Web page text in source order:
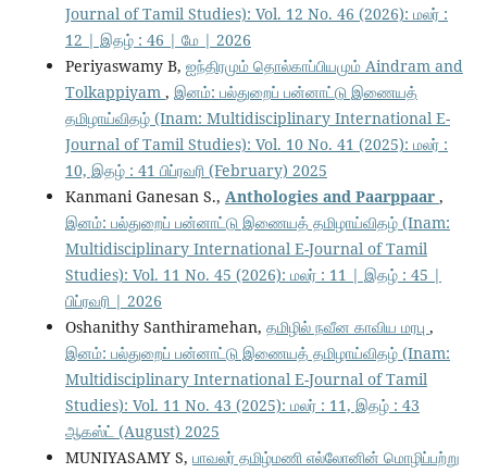
Journal of Tamil Studies): Vol. 12 No. 46 (2026): மலர் :
12 | இதழ் : 46 | மே | 2026
Periyaswamy B, ஐந்திரமும் தொல்காப்பியமும் Aindram and
Tolkappiyam , இனம்: பல்துறைப் பன்னாட்டு இணையத்
தமிழாய்விதழ் (Inam: Multidisciplinary International E-
Journal of Tamil Studies): Vol. 10 No. 41 (2025): மலர் :
10, இதழ் : 41 பிப்ரவரி (February) 2025
Kanmani Ganesan S., Anthologies and Paarppaar ,
இனம்: பல்துறைப் பன்னாட்டு இணையத் தமிழாய்விதழ் (Inam:
Multidisciplinary International E-Journal of Tamil
Studies): Vol. 11 No. 45 (2026): மலர் : 11 | இதழ் : 45 |
பிப்ரவரி | 2026
Oshanithy Santhiramehan, தமிழில் நவீன காவிய மரபு ,
இனம்: பல்துறைப் பன்னாட்டு இணையத் தமிழாய்விதழ் (Inam:
Multidisciplinary International E-Journal of Tamil
Studies): Vol. 11 No. 43 (2025): மலர் : 11, இதழ் : 43
ஆகஸ்ட் (August) 2025
MUNIYASAMY S, பாவலர் தமிழ்மணி எல்லோனின் மொழிப்பற்று